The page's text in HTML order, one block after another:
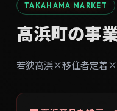
高浜町の事
若狭高浜×移住者定着×
■ 高浜産品を地元・